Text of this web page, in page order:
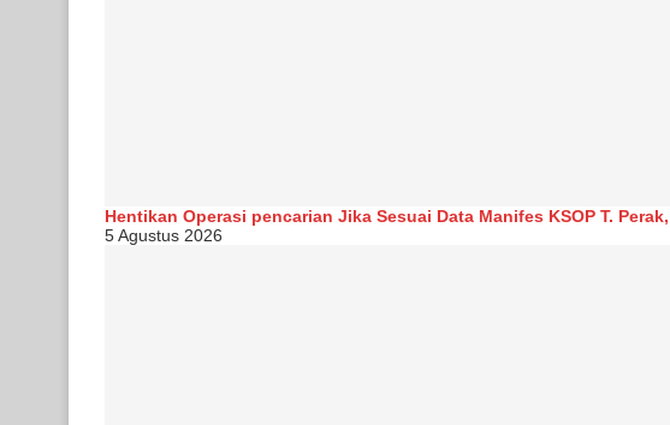
Hentikan Operasi pencarian Jika Sesuai Data Manifes KSOP T.
5 Agustus 2026